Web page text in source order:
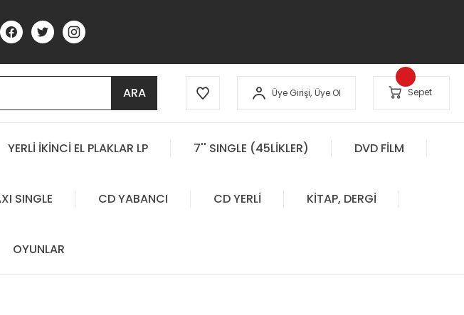
ARA Üye Girişi, Üye Ol Sepet
YERLİ İKİNCİ EL PLAKLAR LP 7'' SINGLE (45LİKLER) DVD FİLM
SINGLE CD YABANCI CD YERLİ KİTAP, DERGİ
OYUNLAR